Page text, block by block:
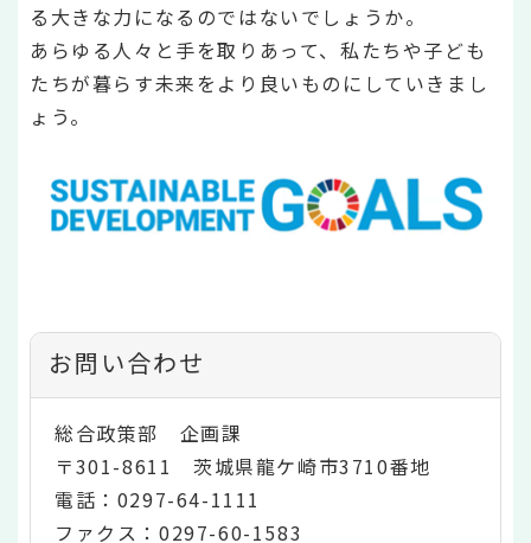
る大きな力になるのではないでしょうか。
あらゆる人々と手を取りあって、私たちや子ども
たちが暮らす未来をより良いものにしていきまし
ょう。
お問い合わせ
総合政策部 企画課
〒301-8611 茨城県龍ケ崎市3710番地
電話：0297-64-1111
ファクス：0297-60-1583